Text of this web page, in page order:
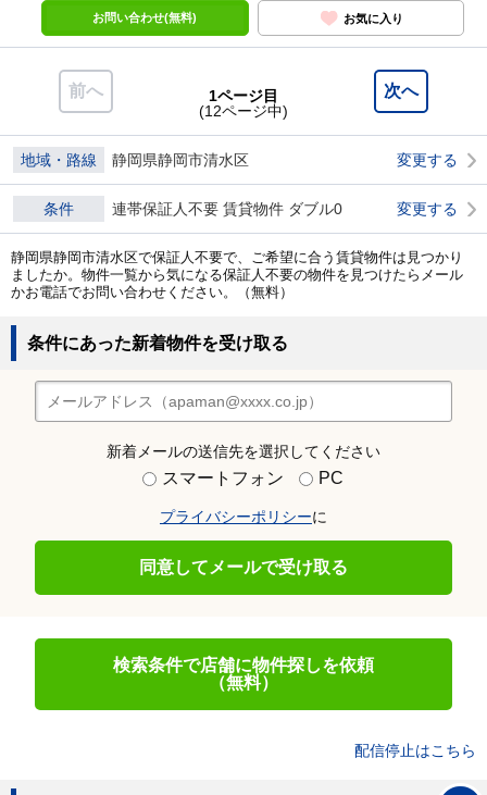
お問い合わせ(無料) お気に入り
前へ 次へ
1ページ目
(12ページ中)
地域・路線 静岡県静岡市清水区 変更する
条件 連帯保証人不要 賃貸物件 ダブル0 変更する
静岡県静岡市清水区で保証人不要で、ご希望に合う賃貸物件は見つかり
ましたか。物件一覧から気になる保証人不要の物件を見つけたらメール
かお電話でお問い合わせください。（無料）
条件にあった新着物件を受け取る
新着メールの送信先を選択してください
スマートフォン PC
プライバシーポリシーに
同意してメールで受け取る
検索条件で店舗に物件探しを依頼
（無料）
配信停止はこちら